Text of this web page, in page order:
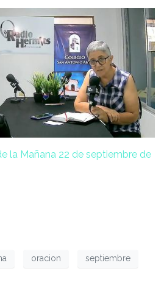
la Mañana 22 de septiembre de
oracion septiembre